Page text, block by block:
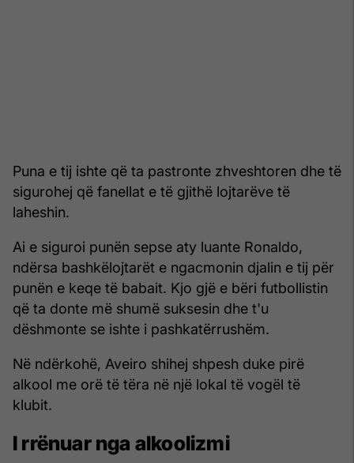
Puna e tij ishte që ta pastronte zhveshtoren dhe të
sigurohej që fanellat e të gjithë lojtarëve të
laheshin.
Ai e siguroi punën sepse aty luante Ronaldo,
ndërsa bashkëlojtarët e ngacmonin djalin e tij për
punën e keqe të babait. Kjo gjë e bëri futbollistin
që ta donte më shumë suksesin dhe t'u
dëshmonte se ishte i pashkatërrushëm.
Në ndërkohë, Aveiro shihej shpesh duke pirë
alkool me orë të tëra në një lokal të vogël të
klubit.
I rrënuar nga alkoolizmi